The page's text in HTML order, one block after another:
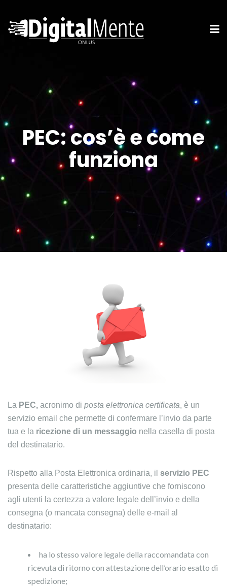
PEC: cos’è e come
funziona
La PEC, acronimo di posta elettronica certificata, è un
servizio email che permette di confermare l’invio da parte
tua e la ricezione di un messaggio nella casella di posta
del destinatario.
Rispetto alla Posta Elettronica ordinaria, il servizio PEC
presenta delle caratteristiche aggiuntive che forniscono
agli utenti la certezza a valore legale dell’invio e della
consegna (o mancata consegna) delle e-mail al
destinatario:
ha lo stesso valore legale della raccomandata con
ricevuta di ritorno con attestazione dell’orario esatto di
spedizione;